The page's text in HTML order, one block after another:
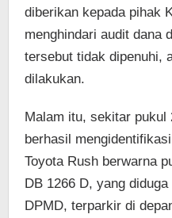
diberikan kepada pihak
menghindari audit dana
tersebut tidak dipenuhi,
dilakukan.
Malam itu, sekitar pukul
berhasil
Toyota Rush berwarna
DB 1266 D, yang
DPMD, terparkir di